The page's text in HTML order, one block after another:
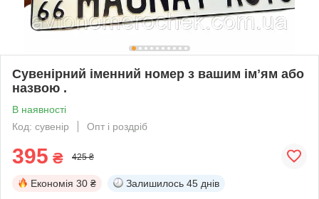
Сувенірний іменний номер з вашим імʼям або
назвою .
В наявності
Код: сувенір
Опт і роздріб
395 ₴ 425 ₴
Економія 30 ₴ Залишилось 45 днів